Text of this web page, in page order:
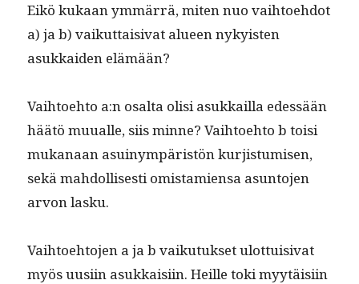
Eikö kukaan ymmär­rä, miten nuo vai­h­toe­hdot
a) ja b) vaikut­taisi­vat alueen nyky­is­ten
asukkaiden elämään?
Vai­h­toe­hto a:n osalta olisi asukkail­la edessään
häätö muualle, siis minne? Vai­h­toe­hto b toisi
mukanaan asuinympäristön kur­jis­tu­misen,
sekä mah­dol­lis­es­ti omis­tamien­sa asun­to­jen
arvon lasku.
Vai­h­toe­hto­jen a ja b vaiku­tuk­set ulot­tuisi­vat
myös uusi­in asukkaisi­in. Heille toki myytäisi­in